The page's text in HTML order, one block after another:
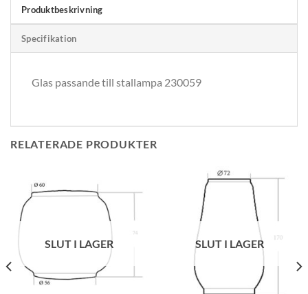
Produktbeskrivning
Specifikation
Glas passande till stallampa 230059
RELATERADE PRODUKTER
SLUT I LAGER SLUT I LAGER